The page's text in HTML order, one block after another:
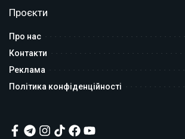
Проєкти
Про нас
Контакти
Реклама
Політика конфіденційності